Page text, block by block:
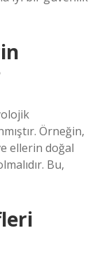
Örneğin,
ellerin doğal
Bu,